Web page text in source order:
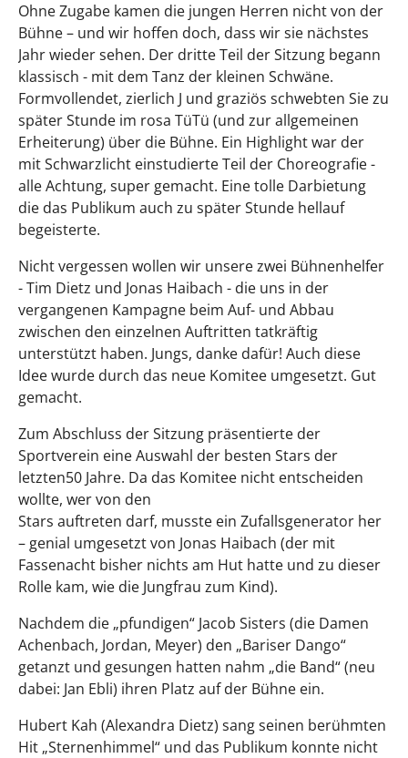
Ohne Zugabe kamen die jungen Herren nicht von der
Bühne – und wir hoffen doch, dass wir sie nächstes
Jahr wieder sehen. Der dritte Teil der Sitzung begann
klassisch - mit dem Tanz der kleinen Schwäne.
Formvollendet, zierlich J und graziös schwebten Sie zu
später Stunde im rosa TüTü (und zur allgemeinen
Erheiterung) über die Bühne. Ein Highlight war der
mit Schwarzlicht einstudierte Teil der Choreografie -
alle Achtung, super gemacht. Eine tolle Darbietung
die das Publikum auch zu später Stunde hellauf
begeisterte.
Nicht vergessen wollen wir unsere zwei Bühnenhelfer
- Tim Dietz und Jonas Haibach - die uns in der
vergangenen Kampagne beim Auf- und Abbau
zwischen den einzelnen Auftritten tatkräftig
unterstützt haben. Jungs, danke dafür! Auch diese
Idee wurde durch das neue Komitee umgesetzt. Gut
gemacht.
Zum Abschluss der Sitzung präsentierte der
Sportverein eine Auswahl der besten Stars der
letzten50 Jahre. Da das Komitee nicht entscheiden
wollte, wer von den
Stars auftreten darf, musste ein Zufallsgenerator her
– genial umgesetzt von Jonas Haibach (der mit
Fassenacht bisher nichts am Hut hatte und zu dieser
Rolle kam, wie die Jungfrau zum Kind).
Nachdem die „pfundigen“ Jacob Sisters (die Damen
Achenbach, Jordan, Meyer) den „Bariser Dango“
getanzt und gesungen hatten nahm „die Band“ (neu
dabei: Jan Ebli) ihren Platz auf der Bühne ein.
Hubert Kah (Alexandra Dietz) sang seinen berühmten
Hit „Sternenhimmel“ und das Publikum konnte nicht